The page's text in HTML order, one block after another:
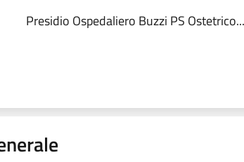
Presidio Ospedaliero Buzzi PS Ostetrico...